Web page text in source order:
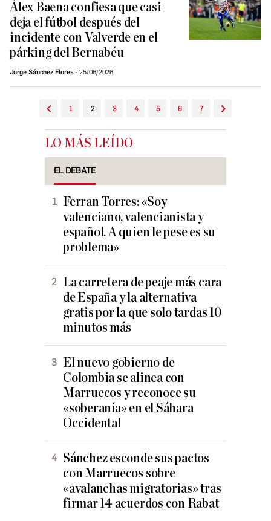
Álex Baena confiesa que casi
deja el fútbol después del
incidente con Valverde en el
párking del Bernabéu
Jorge Sánchez Flores 25/06/2026
1 2 3 4 5 6 7
LO MÁS LEÍDO
EL DEBATE
Ferran Torres: «Soy
valenciano, valencianista y
español. A quien le pese es su
problema»
La carretera de peaje más cara
de España y la alternativa
gratis por la que solo tardas 10
minutos más
El nuevo gobierno de
Colombia se alinea con
Marruecos y reconoce su
«soberanía» en el Sáhara
Occidental
Sánchez esconde sus pactos
con Marruecos sobre
«avalanchas migratorias» tras
firmar 14 acuerdos con Rabat